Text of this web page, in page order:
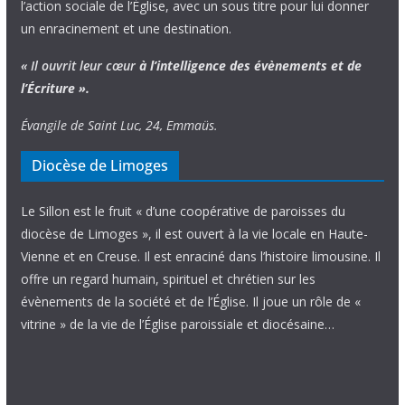
l’action sociale de l’Église, avec un sous titre pour lui donner
un enracinement et une destination.
« Il ouvrit leur cœur à l’intelligence des évènements et de
l’Écriture ».
Évangile de Saint Luc, 24, Emmaüs.
Diocèse de Limoges
Le Sillon est le fruit « d’une coopérative de paroisses du
diocèse de Limoges », il est ouvert à la vie locale en Haute-
Vienne et en Creuse. Il est enraciné dans l’histoire limousine. Il
offre un regard humain, spirituel et chrétien sur les
évènements de la société et de l’Église. Il joue un rôle de «
vitrine » de la vie de l’Église paroissiale et diocésaine…